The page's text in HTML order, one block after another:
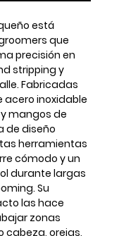
está
que
precisión en
strippingy
Fabricadas
acero inoxidable
y mangos de
de diseño
herramientas
cómodo y un
durante largas
Su
las hace
zonas
cabeza, orejas,